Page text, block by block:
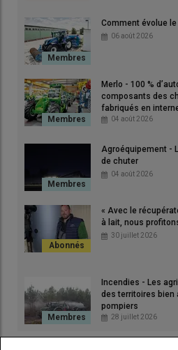
© David Laisney
[Mis à jour le 3 août à 15h45]
Pour alimenter leurs engins
chargeurs, moissonneuses…) les
utiliserdu gazole non-routier
Lire aussi :
tarif réduit dès le 1er juillet
l’attestation ?
après une relative accalmie l’été
hausse amorcée depuis la fin 2020.
renforçant la flambée du pétrole a
Comment évolue le
06 août 2026
Merlo - 100 %
composants des
fabriqués en
04 août 2026
Agroéquipement -
de chuter
04 août 2026
« Avec le
à lait, nous
30 juillet 2026
Incendies - Les
des territoires bien
pompiers
28 juillet 2026